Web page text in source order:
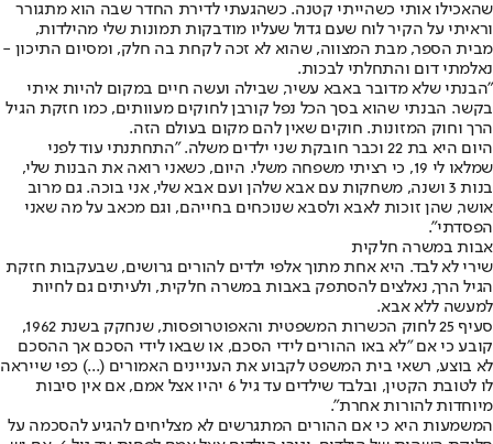
שהאכילו אותי כשהייתי קטנה. כשהגעתי לדירת החדר שבה הוא מתגורר
וראיתי על הקיר לוח שעם גדול שעליו מודבקות תמונות שלי מהילדות,
מבית הספר, מבת המצווה, שהוא לא זכה לקחת בה חלק, ומסיום התיכון -
נאלמתי דום והתחלתי לבכות.
"הבנתי שלא מדובר באבא עשיר, שבילה ועשה חיים במקום להיות איתי
בקשר. הבנתי שהוא בסך הכל נפל קורבן לחוקים מעוותים, כמו חזקת הגיל
הרך וחוק המזונות. חוקים שאין להם מקום בעולם הזה.
היום היא בת 22 וכבר חובקת שני ילדים משלה. "התחתנתי עוד לפני
שמלאו לי 19, כי רציתי משפחה משלי. היום, כשאני רואה את הבנות שלי,
בנות 3 ושנה, משחקות עם אבא שלהן ועם אבא שלי, אני בוכה. גם מרוב
אושר, שהן זוכות לאבא ולסבא שנוכחים בחייהם, וגם מכאב על מה שאני
הפסדתי".
אבות במשרה חלקית
שירי לא לבד. היא אחת מתוך אלפי ילדים להורים גרושים, שבעקבות חזקת
הגיל הרך, נאלצים להסתפק באבות במשרה חלקית, ולעיתים גם לחיות
למעשה ללא אבא.
סעיף 25 לחוק הכשרות המשפטית והאפוטרופסות, שנחקק בשנת 1962,
קובע כי אם "לא באו ההורים לידי הסכם, או שבאו לידי הסכם אך ההסכם
לא בוצע, רשאי בית המשפט לקבוע את העניינים האמורים (...) כפי שייראה
לו לטובת הקטין, ובלבד שילדים עד גיל 6 יהיו אצל אמם, אם אין סיבות
מיוחדות להורות אחרת".
המשמעות היא כי אם ההורים המתגרשים לא מצליחים להגיע להסכמה על